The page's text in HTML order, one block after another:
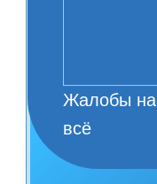
Жалобы на
всё